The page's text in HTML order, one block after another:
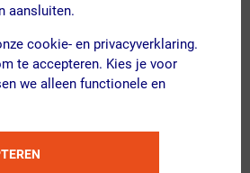
aansluiten.
cookie- en privacyverklaring.
te accepteren. Kies je voor
we alleen functionele en